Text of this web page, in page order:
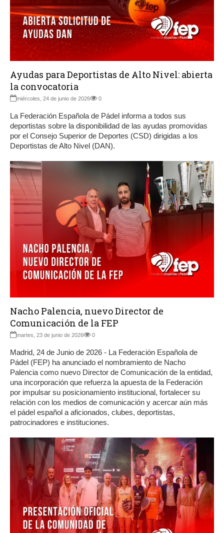
Ayudas para Deportistas de Alto Nivel: abierta
la convocatoria
miércoles, 24 de junio de 2026 0
La Federación Española de Pádel informa a todos sus
deportistas sobre la disponibilidad de las ayudas promovidas
por el Consejo Superior de Deportes (CSD) dirigidas a los
Deportistas de Alto Nivel (DAN).
Nacho Palencia, nuevo Director de
Comunicación de la FEP
martes, 23 de junio de 2026 0
Madrid, 24 de Junio de 2026 - La Federación Española de
Pádel (FEP) ha anunciado el nombramiento de Nacho
Palencia como nuevo Director de Comunicación de la entidad,
una incorporación que refuerza la apuesta de la Federación
por impulsar su posicionamiento institucional, fortalecer su
relación con los medios de comunicación y acercar aún más
el pádel español a aficionados, clubes, deportistas,
patrocinadores e instituciones.